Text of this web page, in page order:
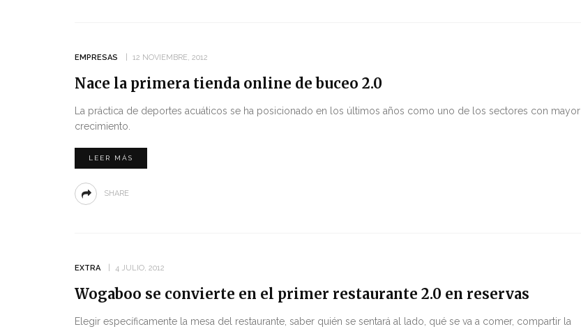
EMPRESAS 12 NOVIEMBRE, 2012
Nace la primera tienda online de buceo 2.0
La práctica de deportes acuáticos se ha posicionado en los últimos años como uno de los sectores con mayor
crecimiento.
LEER MÁS
SHARE
EXTRA 4 JULIO, 2012
Wogaboo se convierte en el primer restaurante 2.0 en reservas
Elegir específicamente la mesa del restaurante, saber quién se sentará al lado, qué se va a comer, compartir la